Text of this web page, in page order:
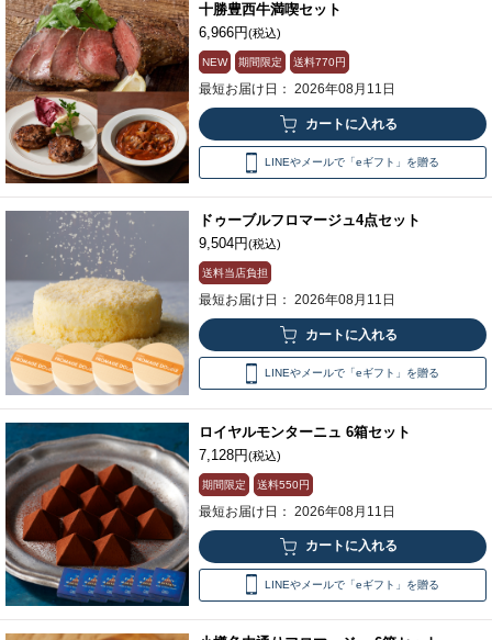
十勝豊西牛満喫セット
6,966円(税込)
NEW 期間限定 送料770円
最短お届け日： 2026年08月11日
LINEやメールで「eギフト」を贈る
ドゥーブルフロマージュ4点セット
9,504円(税込)
送料当店負担
最短お届け日： 2026年08月11日
LINEやメールで「eギフト」を贈る
ロイヤルモンターニュ 6箱セット
7,128円(税込)
期間限定 送料550円
最短お届け日： 2026年08月11日
LINEやメールで「eギフト」を贈る